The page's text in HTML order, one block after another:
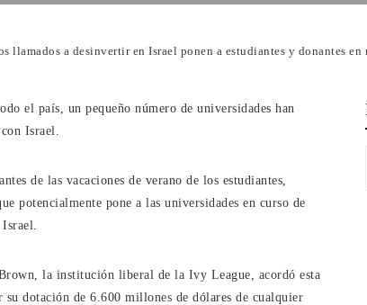
llamados a desinvertir en Israel ponen a estudiantes y donantes
el país, un pequeño número de universidades han
Israel.
de las vacaciones de verano de los estudiantes,
potencialmente pone a las universidades en curso de
la institución liberal de la Ivy League, acordó esta
dotación de 6.600 millones de dólares de cualquier